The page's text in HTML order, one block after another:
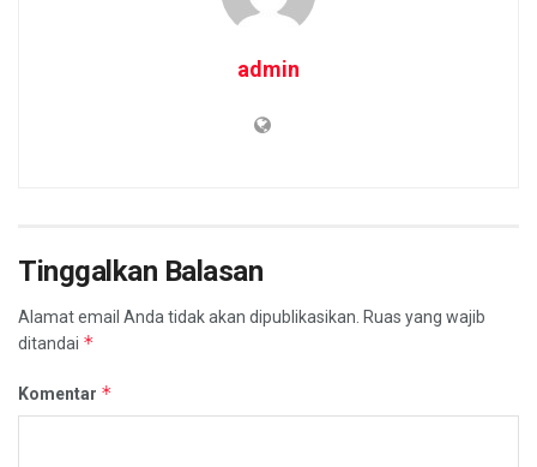
admin
Tinggalkan Balasan
Alamat email Anda tidak akan dipublikasikan. Ruas yang wajib
ditandai *
Komentar *